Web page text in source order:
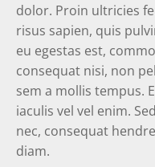
dolor. Proin ultricies
risus sapien, quis
eu egestas est,
consequat nisi, non
sem a mollis tempus.
iaculis vel vel enim.
nec, consequat
diam.